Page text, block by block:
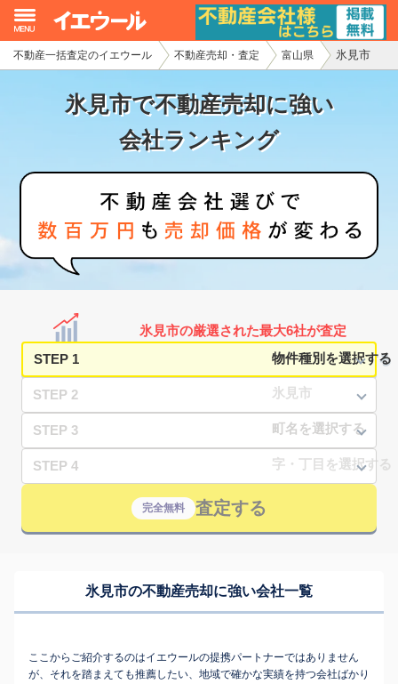
不動産一括査定のイエウール 不動産売却・査定 富山県 氷見市
氷見市で不動産売却に強い
会社ランキング
氷見市の厳選された最大6社が査定
STEP 1
STEP 2
STEP 3
STEP 4
完全無料 査定する
氷見市の不動産売却に強い会社一覧
ここからご紹介するのはイエウールの提携パートナーではありません
が、それを踏まえても推薦したい、地域で確かな実績を持つ会社ばかり
イエウール加盟希望の不動産会社様
初めての方へ
不動産の売却・一括査定
家査定シミュレーター
お問い合わせ